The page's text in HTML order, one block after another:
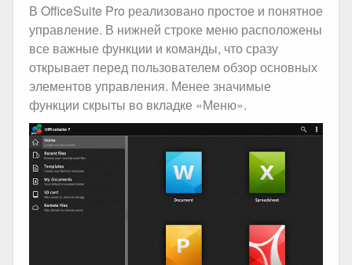
В OfficeSuite Pro реализовано простое и понятное
управление. В нижней строке меню расположены
все важные функции и команды, что сразу
открывает перед пользователем обзор основных
элементов управления. Менее значимые
функции скрыты во вкладке «Меню».